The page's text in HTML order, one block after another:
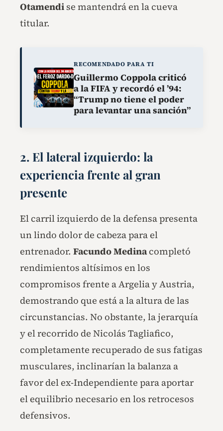
Otamendi se mantendrá en la cueva
titular.
RECOMENDADO PARA TI
Guillermo Coppola criticó
a la FIFA y recordó el ’94:
“Trump no tiene el poder
para levantar una sanción”
2. El lateral izquierdo: la
experiencia frente al gran
presente
El carril izquierdo de la defensa presenta
un lindo dolor de cabeza para el
entrenador. Facundo Medinacompletó
rendimientos altísimos en los
compromisos frente a Argelia y Austria,
demostrando que está a la altura de las
circunstancias. No obstante, la jerarquía
y el recorrido de Nicolás Tagliafico,
completamente recuperado de sus fatigas
musculares, inclinarían la balanza a
favor del ex-Independiente para aportar
el equilibrio necesario en los retrocesos
defensivos.